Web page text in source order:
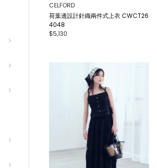
CELFORD
荷葉邊設計針織兩件式上衣 CWCT26
4048
$5,130